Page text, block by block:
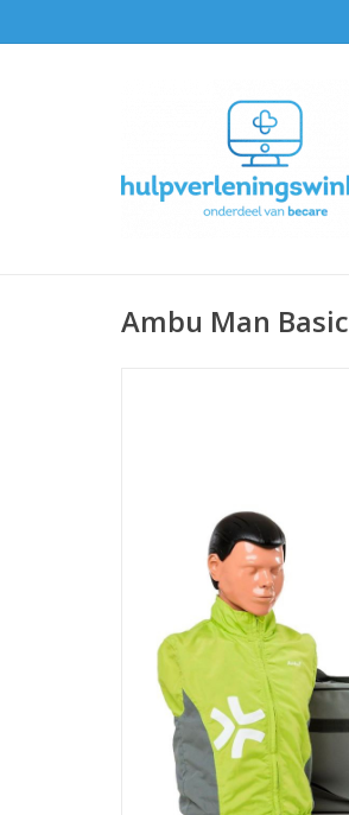
Ambu Man Basic